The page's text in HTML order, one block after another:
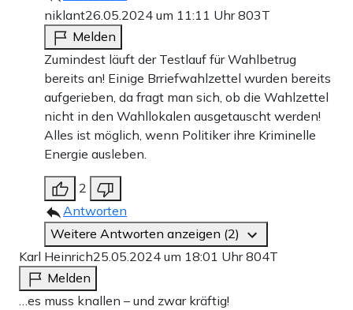
niklant26.05.2024 um 11:11 Uhr803T
Melden
Zumindest läuft der Testlauf für Wahlbetrug
bereits an! Einige Brriefwahlzettel wurden bereits
aufgerieben, da fragt man sich, ob die Wahlzettel
nicht in den Wahllokalen ausgetauscht werden!
Alles ist möglich, wenn Politiker ihre Kriminelle
Energie ausleben.
2
Antworten
Weitere Antworten anzeigen (2)
Karl Heinrich25.05.2024 um 18:01 Uhr804T
Melden
…es muss knallen – und zwar kräftig!